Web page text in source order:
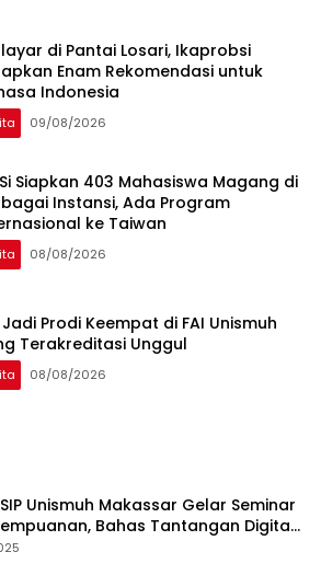
di Pantai Losari, Ikaprobsi
Enam Rekomendasi untuk
Indonesia
09/08/2026
Siapkan 403 Mahasiswa Magang di
Instansi, Ada Program
ke Taiwan
08/08/2026
Jadi Prodi Keempat di FAI Unismuh
Terakreditasi Unggul
08/08/2026
Unismuh Makassar Gelar Seminar
Bahas Tantangan Digital
Lokal